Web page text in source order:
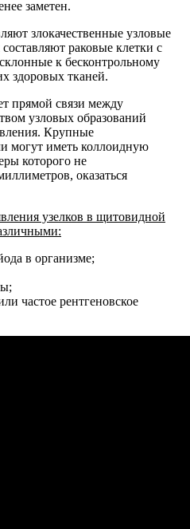
заметен.
злокачественные узловые
раковые клетки с
к бесконтрольному
здоровых тканей.
прямой связи между
узловых образований
Крупные
могут иметь коллоидную
которого не
оказаться
узелков в щитовидной
в организме;
частое рентгеновское